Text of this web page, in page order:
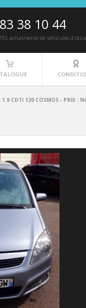
38 10 44
, achat/vente de véhicules
1.9 CDTI 120 COSMOS - PRIX :